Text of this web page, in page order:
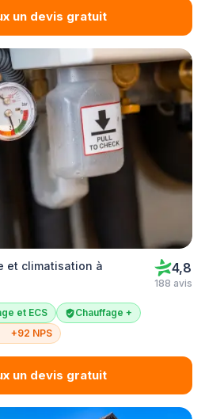
un devis gratuit
et climatisation à
4,8
188 avis
et ECS
Chauffage +
+92 NPS
un devis gratuit